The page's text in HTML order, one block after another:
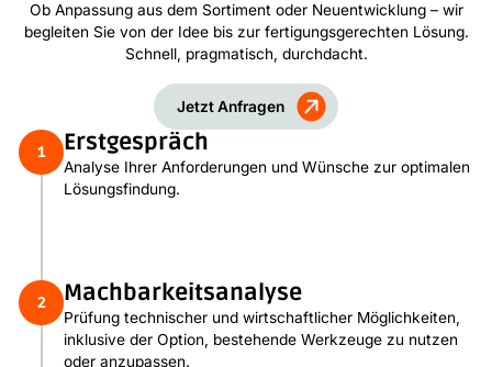
Ob Anpassung aus dem Sortiment oder Neuentwicklung – wir
begleiten Sie von der Idee bis zur fertigungsgerechten Lösung.
Schnell, pragmatisch, durchdacht.
Jetzt Anfragen
1 Erstgespräch
Analyse Ihrer Anforderungen und Wünsche zur optimalen
Lösungsfindung.
2 Machbarkeitsanalyse
Prüfung technischer und wirtschaftlicher Möglichkeiten,
inklusive der Option, bestehende Werkzeuge zu nutzen
oder anzupassen.